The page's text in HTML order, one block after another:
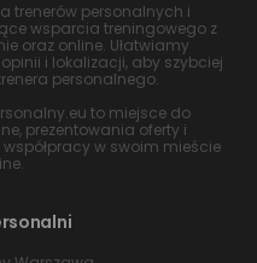
trenerów personalnych i
wsparcia treningowego z
oraz online. Ułatwiamy
i lokalizacji, aby szybciej
personalnego.
to miejsce do
prezentowania oferty i
w swoim mieście